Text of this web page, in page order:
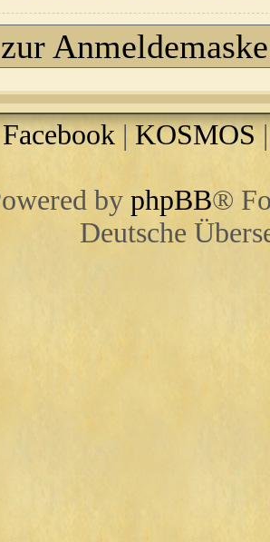
Anmeldemaske
Facebook|KOSMOS
by phpBB®
Deutsche